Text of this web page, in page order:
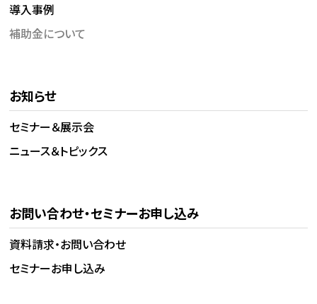
導入事例
補助金について
お知らせ
セミナー＆展示会
ニュース＆トピックス
お問い合わせ・セミナーお申し込み
資料請求・お問い合わせ
セミナーお申し込み